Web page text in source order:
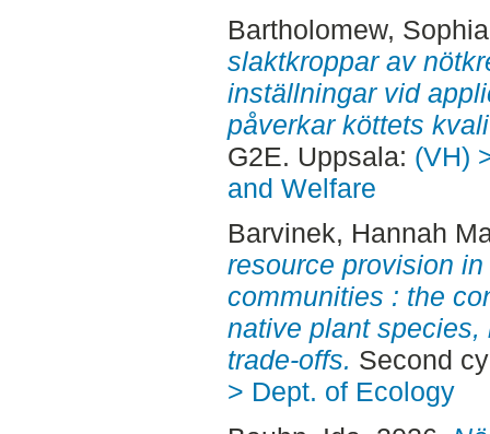
Bartholomew, Sophia
slaktkroppar av
inställningar vid
påverkar köttets
G2E. Uppsala: (VH)
and Welfare
Barvinek, Hannah
resource provision
communities : the
native plant
trade-offs. Second
> Dept. of Ecology